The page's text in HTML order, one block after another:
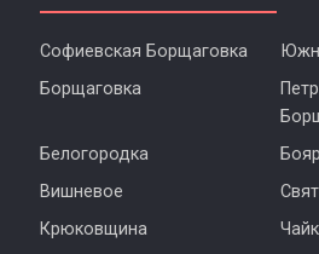
Софиевская Борщаговка
Борщаговка
Белогородка
Вишневое
Крюковщина